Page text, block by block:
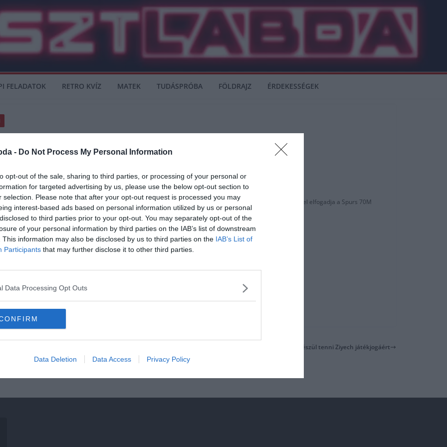
- Do Not Process My Personal Information
opt-out of the sale, sharing to third parties, or processing of your personal or
for targeted advertising by us, please use the below opt-out section to
selection. Please note that after your opt-out request is processed you may
interest-based ads based on personal information utilized by us or personal
to third parties prior to your opt-out. You may separately opt-out of the
of your personal information by third parties on the IAB’s list of downstream
This information may also be disclosed by us to third parties on the IAB’s List of
Participants that may further disclose it to other third parties.
Data Processing Opt Outs
Data Deletion Data Access Privacy Policy
FELADATOK RETRO KVÍZ MATEK TUDÁSPRÓBA FÖLDRAJZ ÉRDEKESSÉGEK
Giovani Lo Celso.
két hete jelenette be, hogy új kihívásokra vágyik, ezért elhagyja Angliát. A Real Betis nagy valószínűséggel elfogadja a Spurs 70M
és szívesen dologozna együtt honfitársával, Pochettinoval.
A Roma 35 Millió Eurós ajánlatot készül tenni Ziyech játékjogáért